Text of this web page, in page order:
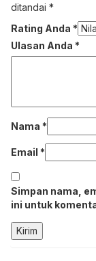
ditandai *
Rating Anda *
Ulasan Anda *
Nama *
Email *
Simpan nama,
ini untuk